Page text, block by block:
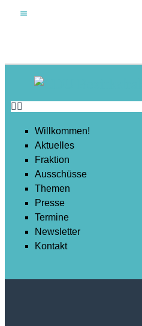
Willkommen!
Aktuelles
Fraktion
Ausschüsse
Themen
Presse
Termine
Newsletter
Kontakt